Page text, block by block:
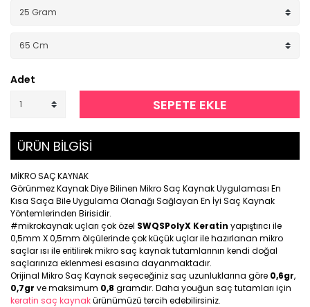
Adet
SEPETE EKLE
ÜRÜN BİLGİSİ
MİKRO SAÇ KAYNAK
Görünmez Kaynak Diye Bilinen Mikro Saç Kaynak Uygulaması En
Kısa Saça Bile Uygulama Olanağı Sağlayan En İyi Saç Kaynak
Yöntemlerinden Birisidir.
#mikrokaynak uçları çok özel SWQSPolyX Keratin yapıştırıcı ile
0,5mm X 0,5mm ölçülerinde çok küçük uçlar ile hazırlanan mikro
saçlar ısı ile eritilirek mikro saç kaynak tutamlarının kendi doğal
saçlarınıza eklenmesi esasına dayanmaktadır.
Orijinal Mikro Saç Kaynak seçeceğiniz saç uzunluklarına göre 0,6gr,
0,7gr ve maksimum 0,8 gramdır. Daha youğun saç tutamları için
keratin saç kaynakürünümüzü tercih edebilirsiniz.